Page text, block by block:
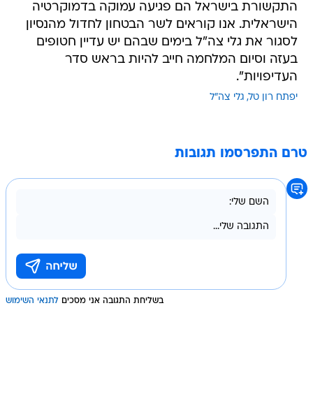
התקשורת בישראל הם פגיעה עמוקה בדמוקרטיה
הישראלית. אנו קוראים לשר הבטחון לחדול מהנסיון
לסגור את גלי צה"ל בימים שבהם יש עדיין חטופים
בעזה וסיום המלחמה חייב להיות בראש סדר
העדיפויות".
יפתח רון טל גלי צה"ל
טרם התפרסמו תגובות
בשליחת התגובה אני מסכים לתנאי השימוש